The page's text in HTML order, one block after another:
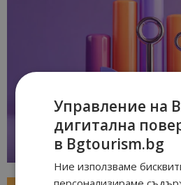
Управление на
дигитална
в Bgtourism.bg
Ние използваме